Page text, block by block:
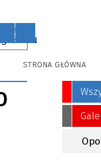
EN
STRONA GŁÓWNA